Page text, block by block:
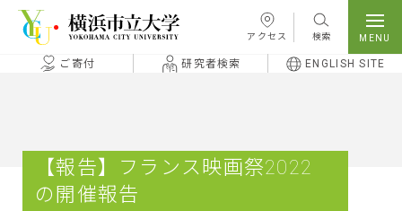
本文へ移動
アクセス 検索
ご寄付 研究者検索 ENGLISH SITE
【報告】フランス映画祭2022
の開催報告